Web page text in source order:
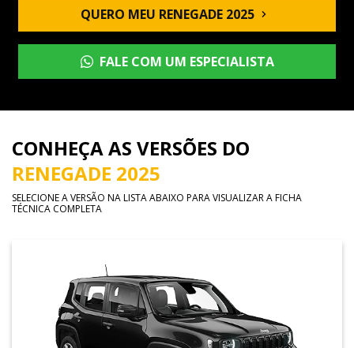
QUERO MEU RENEGADE 2025
FALE COM UM ESPECIALISTA
CONHEÇA AS VERSÕES DO
RENEGADE 2025
SELECIONE A VERSÃO NA LISTA ABAIXO PARA VISUALIZAR A FICHA
TÉCNICA COMPLETA